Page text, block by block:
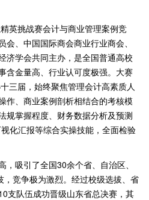
英挑战赛会计与商业管理案例竞
、中国国际商会商业行业商会、
济学会共同主办，是全国普通高校
含金量高、行业认可度极强。大赛
三届，始终聚焦管理会计高素质人
作、商业案例剖析相结合的考核模
规掌握程度、财务数据分析及预测
化汇报等综合实操技能，全面检验
吸引了全国30余个省、自治区、
竞争极为激烈。经过校级选拔、省
支队伍成功晋级山东省总决赛，其